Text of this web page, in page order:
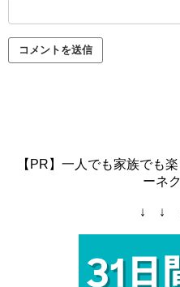
【PR】一人でも家族でも
ーネ
↓ ↓